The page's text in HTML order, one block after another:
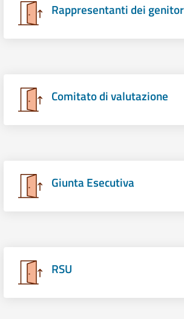
Rappresentanti dei
Comitato di valutazione
Giunta Esecutiva
RSU